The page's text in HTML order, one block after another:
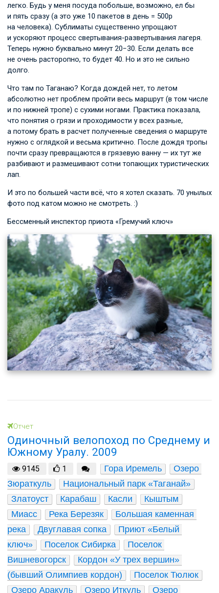
легко. Будь у меня посуда побольше, возможно, ел бы
и пять сразу (а это уже 10 пакетов в день = 500р
на человека). Сублиматы существенно упрощают
и ускоряют процесс свертывания-развертывания лагеря.
Теперь нужно буквально минут 20−30. Если делать все
не очень расторопно, то будет 40. Но и это не сильно
долго.
Что там по Таганаю? Когда дождей нет, то летом
абсолютно нет проблем пройти весь маршрут (в том числе
и по нижней тропе) с сухими ногами. Практика показала,
что понятия о грязи и проходимости у всех разные,
а потому брать в расчет полученные сведения о маршруте
нужно с оглядкой и весьма критично. После дождя тропы
почти сразу превращаются в грязевую ванну — их тут же
разбивают и размешивают сотни топающих туристических
лап.
И это по большей части всё, что я хотел сказать. 70 унылых
фото под катом можно не смотреть. :)
Бессменный инспектор приюта «Гремучий ключ»
Отчет
Одиночный велопоход по Среднему и
Южному Уралу. 2009
9145 1 Гора Иремель
Озеро
Зюраткуль
Национальный парк «Таганай»
Златоуст
Карабаш Касли
Кыштым
Миасс
Река Березяк
Большая каменная
река
Двуглавая сопка
Приют «Белый
ключ»
Поселок Сибирка
Поселок
Вишневогорск
Кордон «У трех вершин»
(бывший Олимпиев кордон)
Поселок Тюлюк
Озеро Аракуль
Озеро Иткуль
Озеро